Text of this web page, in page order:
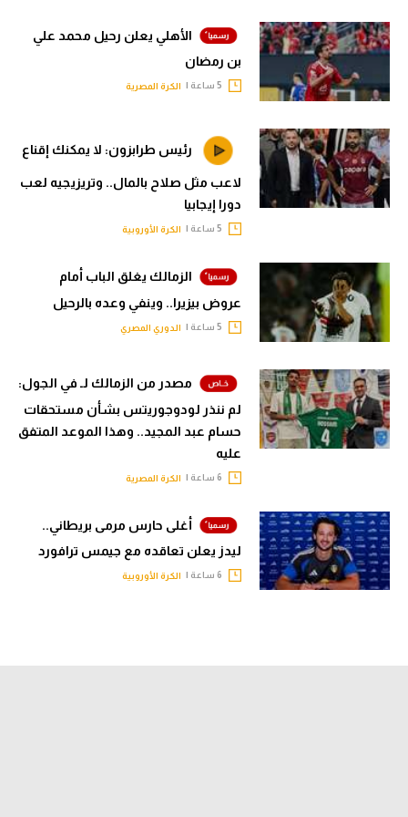
الأهلي يعلن رحيل محمد علي
بن رمضان
الكرة المصرية
رئيس طرابزون: لا يمكنك إقناع
لاعب مثل صلاح بالمال.. وتريزيجيه لعب
دورا إيجابيا
الكرة الأوروبية
الزمالك يغلق الباب أمام
عروض بيزيرا.. وينفي وعده بالرحيل
الدوري المصري
مصدر من الزمالك لـ في الجول:
لم ننذر لودوجوريتس بشأن مستحقات
حسام عبد المجيد.. وهذا الموعد المتفق
عليه
الكرة المصرية
أغلى حارس مرمى بريطاني..
ليدز يعلن تعاقده مع جيمس ترافورد
الكرة الأوروبية